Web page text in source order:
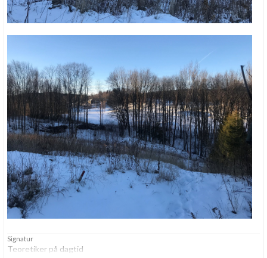
Signatur
Teoretiker på dagtid